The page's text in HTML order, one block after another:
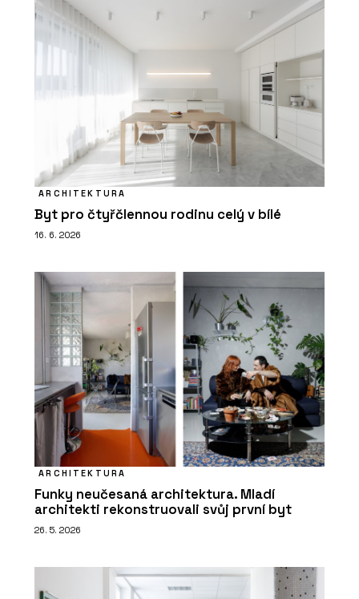
ARCHITEKTURA
Byt pro čtyřčlennou rodinu celý v bílé
16. 6. 2026
ARCHITEKTURA
Funky neučesaná architektura. Mladí
architekti rekonstruovali svůj první byt
26. 5. 2026